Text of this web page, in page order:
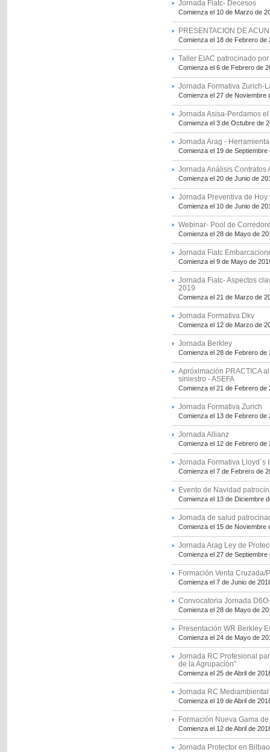
Jornada Fiatc- Decesos
Comienza el 10 de Marzo de
PRESENTACION DE
Comienza el 18 de Febrero de
Taller EIAC patrocinado por
Comienza el 6 de Febrero de
Jornada Formativa Zurich-
Comienza el 27 de Noviembre
Jornada Asisa-Perdamos
Comienza el 3 de Octubre de
Jornada Arag -
Comienza el 19 de Septiembre
Jornada Análisis Contratos
Comienza el 20 de Junio de
Jornada Preventiva de Hoy
Comienza el 10 de Junio de
Webinar- Pool de
Comienza el 28 de Mayo de
Jornada Fiatc
Comienza el 9 de Mayo de
Jornada Fiatc- Aspectos
2019
Comienza el 21 de Marzo de
Jornada Formativa Dkv
Comienza el 12 de Marzo de
Jornada Berkley
Comienza el 28 de Febrero de
Apróximación PRACTICA
siniestro - ASEFA
Comienza el 21 de Febrero de
Jornada Formativa Zurich
Comienza el 13 de Febrero de
Jornada Allianz
Comienza el 12 de Febrero de
Jornada Formativa Lloyd`s
Comienza el 7 de Febrero de
Evento de Navidad
Comienza el 13 de Diciembre
Jornada de salud
Comienza el 15 de Noviembre
Jornada Arag Ley de
Comienza el 27 de Septiembre
Formación Venta
Comienza el 7 de Junio de
Convocatoria Jornada
Comienza el 28 de Mayo de
Presentación WR Berkley
Comienza el 24 de Mayo de
Jornada RC Profesional
de la Agrupación”
Comienza el 25 de Abril de
Jornada RC Mediambiental
Comienza el 19 de Abril de
Formación Nueva Gama
Comienza el 12 de Abril de
Jornada Protector en